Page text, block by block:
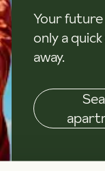
Your
only a
away.